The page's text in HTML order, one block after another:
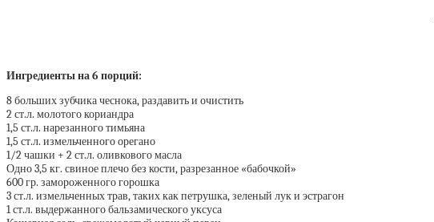
Ингредиенты на 6 порций:
8 больших зубчика чеснока, раздавить и очистить
2 ст.л. молотого кориандра
1,5 ст.л. нарезанного тимьяна
1,5 ст.л. измельченного орегано
1/2 чашки + 2 ст.л. оливкового масла
Одно 3,5 кг. свиное плечо без кости, разрезанное «бабочкой»
600 гр. замороженного горошка
3 ст.л. измельченных трав, таких как петрушка, зеленый лук и эстрагон
1 ст.л. выдержанного бальзамического уксуса